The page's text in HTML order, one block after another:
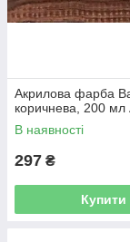
Акрилова фарба
коричнева, 200 мл
В наявності
297 ₴
Купити